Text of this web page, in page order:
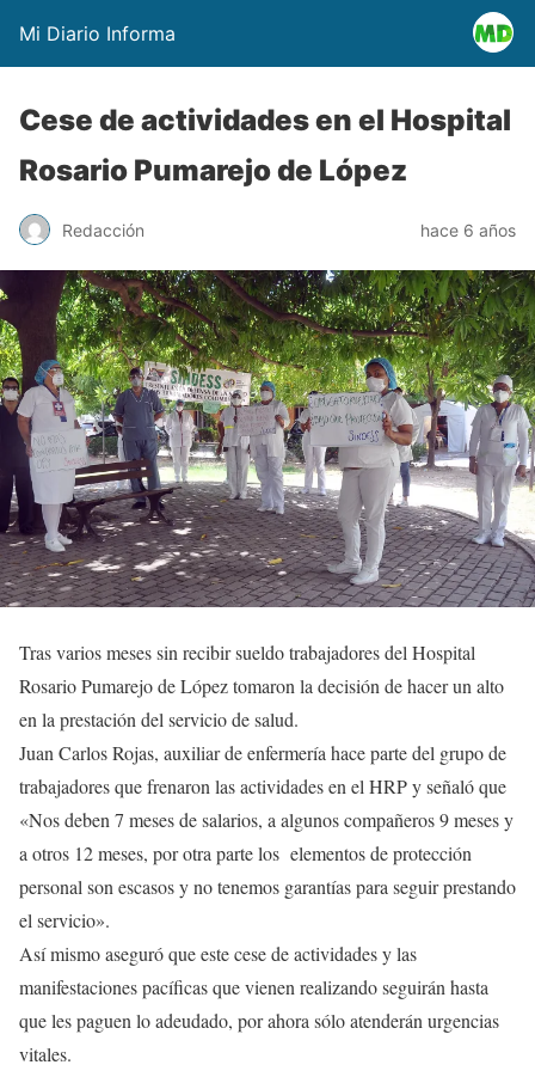
Mi Diario Informa
Cese de actividades en el Hospital
Rosario Pumarejo de López
Redacción hace 6 años
Tras varios meses sin recibir sueldo trabajadores del Hospital
Rosario Pumarejo de López tomaron la decisión de hacer un alto
en la prestación del servicio de salud.
Juan Carlos Rojas, auxiliar de enfermería hace parte del grupo de
trabajadores que frenaron las actividades en el HRP y señaló que
«Nos deben 7 meses de salarios, a algunos compañeros 9 meses y
a otros 12 meses, por otra parte los elementos de protección
personal son escasos y no tenemos garantías para seguir prestando
el servicio».
Así mismo aseguró que este cese de actividades y las
manifestaciones pacíficas que vienen realizando seguirán hasta
que les paguen lo adeudado, por ahora sólo atenderán urgencias
vitales.